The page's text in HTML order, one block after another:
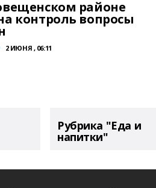
районе
контроль вопросы
2 ИЮНЯ , 06:11
Рубрика "Еда и
напитки"